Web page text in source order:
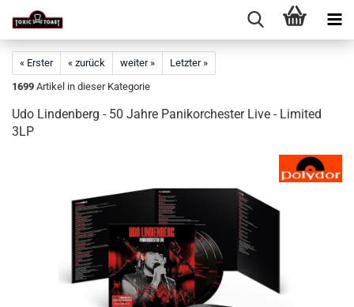
« Erster « zurück weiter »
Letzter »
1699 Artikel in dieser Kategorie
Udo Lindenberg - 50 Jahre Panikorchester Live - Limited
3LP